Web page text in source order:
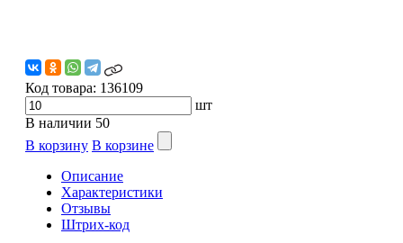
Код товара: 136109
шт
В наличии 50
В корзину В корзине
Описание
Характеристики
Отзывы
Штрих-код